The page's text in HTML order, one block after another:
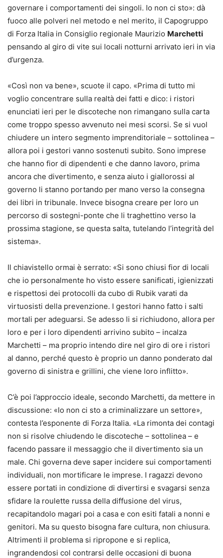
governare i comportamenti dei singoli. Io non ci sto»: dà
fuoco alle polveri nel metodo e nel merito, il Capogruppo
di Forza Italia in Consiglio regionale Maurizio Marchetti
pensando al giro di vite sui locali notturni arrivato ieri in via
d’urgenza.
«Così non va bene», scuote il capo. «Prima di tutto mi
voglio concentrare sulla realtà dei fatti e dico: i ristori
enunciati ieri per le discoteche non rimangano sulla carta
come troppo spesso avvenuto nei mesi scorsi. Se si vuol
chiudere un intero segmento imprenditoriale – sottolinea –
allora poi i gestori vanno sostenuti subito. Sono imprese
che hanno fior di dipendenti e che danno lavoro, prima
ancora che divertimento, e senza aiuto i giallorossi al
governo li stanno portando per mano verso la consegna
dei libri in tribunale. Invece bisogna creare per loro un
percorso di sostegni-ponte che li traghettino verso la
prossima stagione, se questa salta, tutelando l’integrità del
sistema».
Il chiavistello ormai è serrato: «Si sono chiusi fior di locali
che io personalmente ho visto essere sanificati, igienizzati
e rispettosi dei protocolli da cubo di Rubik varati da
virtuosisti della prevenzione. I gestori hanno fatto i salti
mortali per adeguarsi. Se adesso li si richiudono, allora per
loro e per i loro dipendenti arrivino subito – incalza
Marchetti – ma proprio intendo dire nel giro di ore i ristori
al danno, perché questo è proprio un danno ponderato dal
governo di sinistra e grillini, che viene loro inflitto».
C’è poi l’approccio ideale, secondo Marchetti, da mettere in
discussione: «Io non ci sto a criminalizzare un settore»,
contesta l’esponente di Forza Italia. «La rimonta dei contagi
non si risolve chiudendo le discoteche – sottolinea – e
facendo passare il messaggio che il divertimento sia un
male. Chi governa deve saper incidere sui comportamenti
individuali, non mortificare le imprese. I ragazzi devono
essere portati in condizione di divertirsi e svagarsi senza
sfidare la roulette russa della diffusione del virus,
recapitandolo magari poi a casa e con esiti fatali a nonni e
genitori. Ma su questo bisogna fare cultura, non chiusura.
Altrimenti il problema si ripropone e si replica,
ingrandendosi col contrarsi delle occasioni di buona